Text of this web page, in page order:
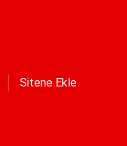
Sitene Ekle